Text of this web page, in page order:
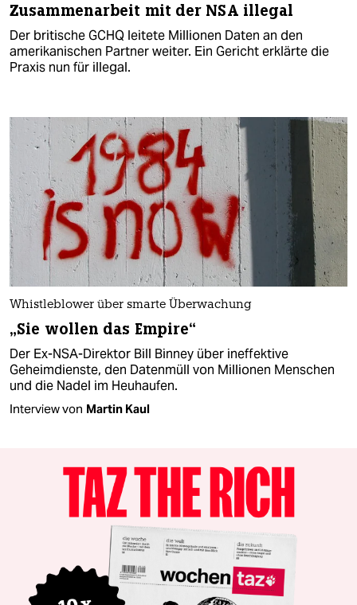
Zusammenarbeit mit der NSA illegal
Der britische GCHQ leitete Millionen Daten an den
amerikanischen Partner weiter. Ein Gericht erklärte die
Praxis nun für illegal.
Whistleblower über smarte Überwachung
„Sie wollen das Empire“
Der Ex-NSA-Direktor Bill Binney über ineffektive
Geheimdienste, den Datenmüll von Millionen Menschen
und die Nadel im Heuhaufen.
Interview von Martin Kaul